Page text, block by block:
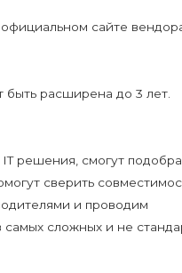
сайте
быть расширена до 3 лет.
решения, смогут
сверить
и проводим
сложных и не